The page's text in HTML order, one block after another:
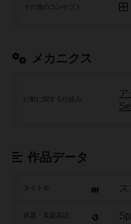
その他のコンセプト
メカニクス
行動に関する仕組み
作品データ
タイトル
原題・英題表記